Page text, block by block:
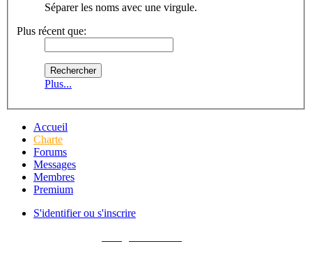
Séparer les noms avec une virgule.
Plus récent que:
Plus...
Accueil
Charte
Forums
Messages
Membres
Premium
S'identifier ou s'inscrire